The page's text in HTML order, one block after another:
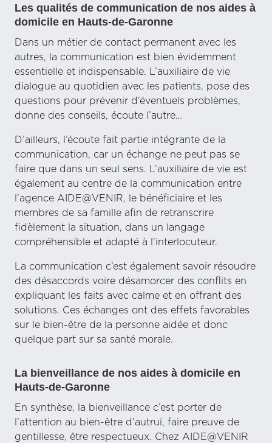
Les qualités de communication de nos aides à
domicile en Hauts-de-Garonne
Dans un métier de contact permanent avec les
autres, la communication est bien évidemment
essentielle et indispensable. L’auxiliaire de vie
dialogue au quotidien avec les patients, pose des
questions pour prévenir d’éventuels problèmes,
donne des conseils, écoute l’autre…
D’ailleurs, l’écoute fait partie intégrante de la
communication, car un échange ne peut pas se
faire que dans un seul sens. L’auxiliaire de vie est
également au centre de la communication entre
l’agence AIDE@VENIR, le bénéficiaire et les
membres de sa famille afin de retranscrire
fidèlement la situation, dans un langage
compréhensible et adapté à l’interlocuteur.
La communication c’est également savoir résoudre
des désaccords voire désamorcer des conflits en
expliquant les faits avec calme et en offrant des
solutions. Ces échanges ont des effets favorables
sur le bien-être de la personne aidée et donc
quelque part sur sa santé morale.
La bienveillance de nos aides à domicile en
Hauts-de-Garonne
En synthèse, la bienveillance c’est porter de
l’attention au bien-être d’autrui, faire preuve de
gentillesse, être respectueux. Chez AIDE@VENIR